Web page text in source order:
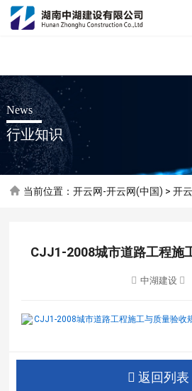
开云网
News
行业知识
当前位置：开云网-开云网(中国) >开
CJJ1-2008城市道路工程施
中湖建设
CJJ1-2008城市道路工程施工与质量验收
返回列表